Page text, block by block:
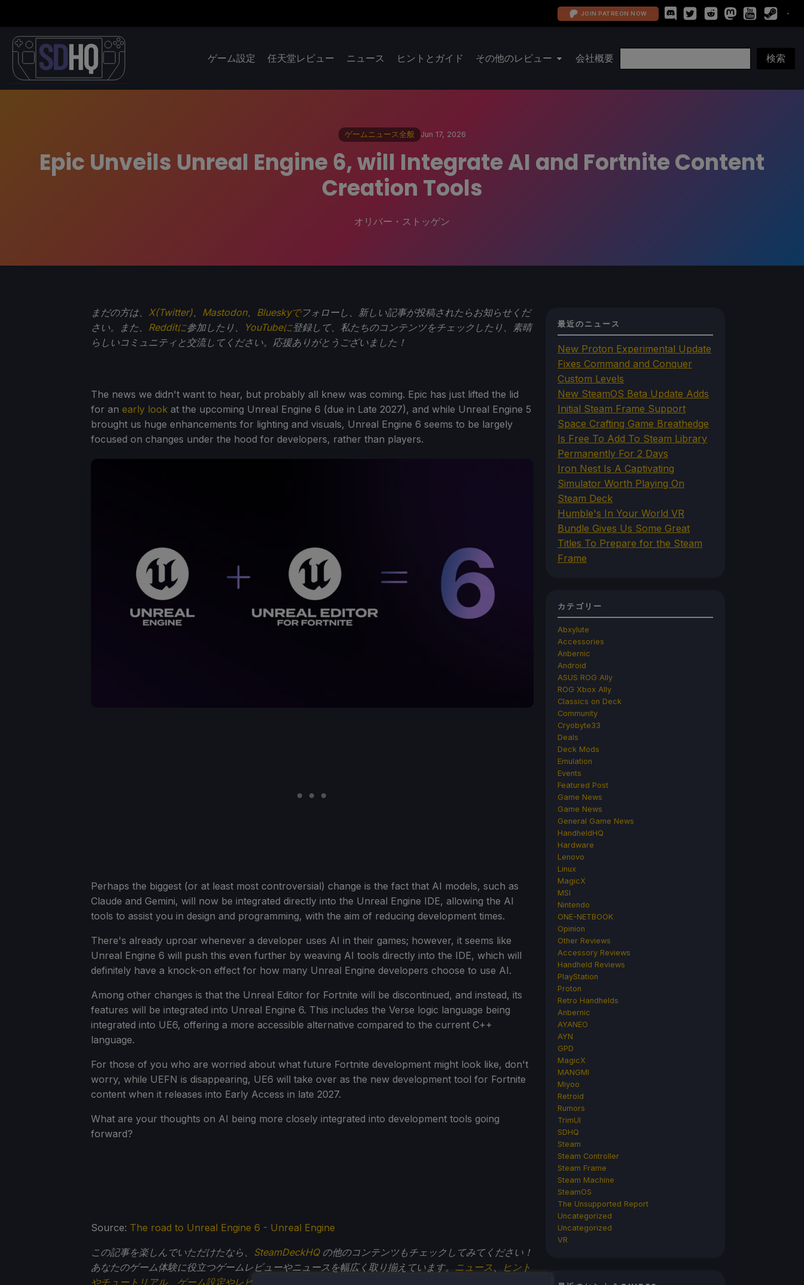
JOIN PATREON NOW
ゲーム設定 任天堂レビュー ニュース ヒントとガイド その他のレビュー 会社概要
ゲームニュース全般 Jun 17, 2026
Epic Unveils Unreal Engine 6, will Integrate AI and Fortnite Content
Creation Tools
オリバー・ストッゲン
まだの方は、 X(Twitter) Mastodon、 Blueskyでフォローし、新しい記事が投稿されたらお知らせくだ
さい。また、 Redditに参加したり、 YouTubeに登録して、私たちのコンテンツをチェックしたり、素晴
らしいコミュニティと交流してください。応援ありがとうございました！
The news we didn't want to hear, but probably all knew was coming. Epic has just lifted the lid
for an early look at the upcoming Unreal Engine 6 (due in Late 2027), and while Unreal Engine 5
brought us huge enhancements for lighting and visuals, Unreal Engine 6 seems to be largely
focused on changes under the hood for developers, rather than players.
Perhaps the biggest (or at least most controversial) change is the fact that AI models, such as
Claude and Gemini, will now be integrated directly into the Unreal Engine IDE, allowing the AI
tools to assist you in design and programming, with the aim of reducing development times.
There's already uproar whenever a developer uses AI in their games; however, it seems like
Unreal Engine 6 will push this even further by weaving AI tools directly into the IDE, which will
definitely have a knock-on effect for how many Unreal Engine developers choose to use AI.
Among other changes is that the Unreal Editor for Fortnite will be discontinued, and instead, its
features will be integrated into Unreal Engine 6. This includes the Verse logic language being
integrated into UE6, offering a more accessible alternative compared to the current C++
language.
For those of you who are worried about what future Fortnite development might look like, don't
worry, while UEFN is disappearing, UE6 will take over as the new development tool for Fortnite
content when it releases into Early Access in late 2027.
What are your thoughts on AI being more closely integrated into development tools going
forward?
Source: The road to Unreal Engine 6 - Unreal Engine
この記事を楽しんでいただけたなら、 SteamDeckHQの他のコンテンツもチェックしてみてください！
あなたのゲーム体験に役立つゲームレビューやニュースを幅広く取り揃えています。 ニュース 、
ヒント
やチュートリアル、 ゲーム設定やレビュー
最近のニュース
New Proton Experimental Update
Fixes Command and Conquer
Custom Levels
New SteamOS Beta Update Adds
Initial Steam Frame Support
Space Crafting Game Breathedge
Is Free To Add To Steam Library
Permanently For 2 Days
Iron Nest Is A Captivating
Simulator Worth Playing On
Steam Deck
Humble's In Your World VR
Bundle Gives Us Some Great
Titles To Prepare for the Steam
Frame
カテゴリー
Abxylute
Accessories
Anbernic
Android
ASUS ROG Ally
ROG Xbox Ally
Classics on Deck
Community
Cryobyte33
Deals
Deck Mods
Emulation
Events
Featured Post
Game News
Game News
General Game News
HandheldHQ
Hardware
Lenovo
Linux
MagicX
MSI
Nintendo
ONE-NETBOOK
Opinion
Other Reviews
Accessory Reviews
Handheld Reviews
PlayStation
Proton
Retro Handhelds
Anbernic
AYANEO
AYN
GPD
MagicX
MANGMI
Miyoo
Retroid
Rumors
TrimUI
SDHQ
Steam
Steam Controller
Steam Frame
Steam Machine
SteamOS
The Unsupported Report
Uncategorized
Uncategorized
VR